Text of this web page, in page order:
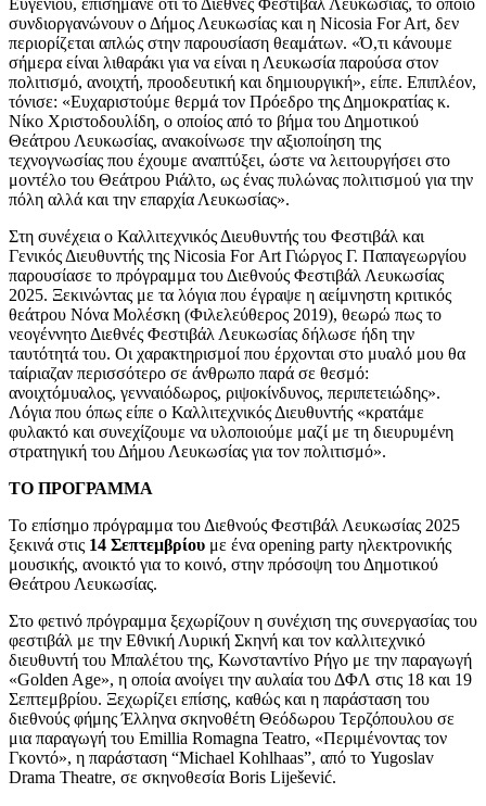
Ευγενίου, επισήμανε ότι το Διεθνές Φεστιβάλ Λευκωσίας, το οποίο
συνδιοργανώνουν ο Δήμος Λευκωσίας και η Nicosia For Art, δεν
περιορίζεται απλώς στην παρουσίαση θεαμάτων. «Ό,τι κάνουμε
σήμερα είναι λιθαράκι για να είναι η Λευκωσία παρούσα στον
πολιτισμό, ανοιχτή, προοδευτική και δημιουργική», είπε. Επιπλέον,
τόνισε: «Ευχαριστούμε θερμά τον Πρόεδρο της Δημοκρατίας κ.
Νίκο Χριστοδουλίδη, ο οποίος από το βήμα του Δημοτικού
Θεάτρου Λευκωσίας, ανακοίνωσε την αξιοποίηση της
τεχνογνωσίας που έχουμε αναπτύξει, ώστε να λειτουργήσει στο
μοντέλο του Θεάτρου Ριάλτο, ως ένας πυλώνας πολιτισμού για την
πόλη αλλά και την επαρχία Λευκωσίας».
Στη συνέχεια ο Καλλιτεχνικός Διευθυντής του Φεστιβάλ και
Γενικός Διευθυντής της Nicosia For Art Γιώργος Γ. Παπαγεωργίου
παρουσίασε το πρόγραμμα του Διεθνούς Φεστιβάλ Λευκωσίας
2025. Ξεκινώντας με τα λόγια που έγραψε η αείμνηστη κριτικός
θεάτρου Νόνα Μολέσκη (Φιλελεύθερος 2019), θεωρώ πως το
νεογέννητο Διεθνές Φεστιβάλ Λευκωσίας δήλωσε ήδη την
ταυτότητά του. Οι χαρακτηρισμοί που έρχονται στο μυαλό μου θα
ταίριαζαν περισσότερο σε άνθρωπο παρά σε θεσμό:
ανοιχτόμυαλος, γενναιόδωρος, ριψοκίνδυνος, περιπετειώδης».
Λόγια που όπως είπε ο Καλλιτεχνικός Διευθυντής «κρατάμε
φυλακτό και συνεχίζουμε να υλοποιούμε μαζί με τη διευρυμένη
στρατηγική του Δήμου Λευκωσίας για τον πολιτισμό».
ΤΟ ΠΡΟΓΡΑΜΜΑ
Το επίσημο πρόγραμμα του Διεθνούς Φεστιβάλ Λευκωσίας 2025
ξεκινά στις 14 Σεπτεμβρίου με ένα opening party ηλεκτρονικής
μουσικής, ανοικτό για το κοινό, στην πρόσοψη του Δημοτικού
Θεάτρου Λευκωσίας.
Στο φετινό πρόγραμμα ξεχωρίζουν η συνέχιση της συνεργασίας του
φεστιβάλ με την Εθνική Λυρική Σκηνή και τον καλλιτεχνικό
διευθυντή του Μπαλέτου της, Κωνσταντίνο Ρήγο με την παραγωγή
«Golden Age», η οποία ανοίγει την αυλαία του ΔΦΛ στις 18 και 19
Σεπτεμβρίου. Ξεχωρίζει επίσης, καθώς και η παράσταση του
διεθνούς φήμης Έλληνα σκηνοθέτη Θεόδωρου Τερζόπουλου σε
μια παραγωγή του Emillia Romagna Teatro, «Περιμένοντας τον
Γκοντό», η παράσταση “Michael Kohlhaas”, από το Yugoslav
Drama Theatre, σε σκηνοθεσία Boris Liješević.